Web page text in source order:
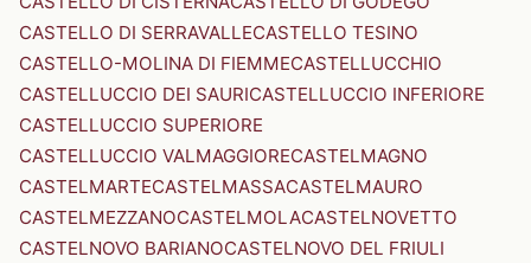
CASTELLO DI SERRAVALLECASTELLO TESINO
CASTELLO-MOLINA DI FIEMMECASTELLUCCHIO
CASTELLUCCIO DEI SAURICASTELLUCCIO INFERIORE
CASTELLUCCIO SUPERIORE
CASTELLUCCIO VALMAGGIORECASTELMAGNO
CASTELMARTECASTELMASSACASTELMAURO
CASTELMEZZANOCASTELMOLACASTELNOVETTO
CASTELNOVO BARIANOCASTELNOVO DEL FRIULI